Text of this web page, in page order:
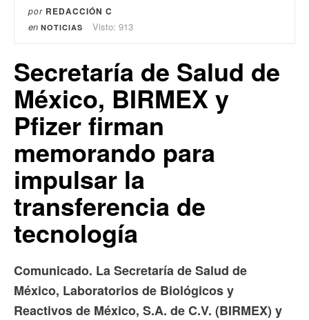
por REDACCIÓN C
en NOTICIAS Visto: 913
Secretaría de Salud de
México, BIRMEX y
Pfizer firman
memorando para
impulsar la
transferencia de
tecnología
Comunicado. La Secretaría de Salud de
México, Laboratorios de Biológicos y
Reactivos de México, S.A. de C.V. (BIRMEX) y